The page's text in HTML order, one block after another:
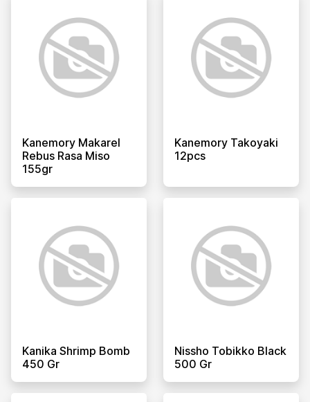
Kanemory Makarel
Rebus Rasa Miso
155gr
Kanemory Takoyaki
12pcs
Kanika Shrimp Bomb
450 Gr
Nissho Tobikko Black
500 Gr